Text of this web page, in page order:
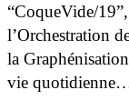
“CoqueVide/
l’Orchestration
la
vie